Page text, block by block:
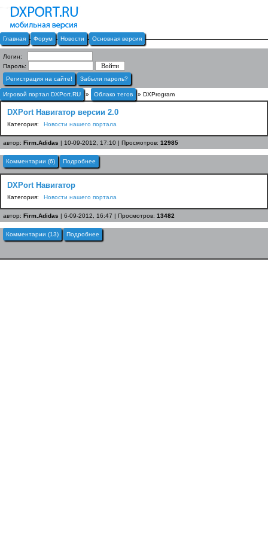
Главная Форум Новости Основная версия
Логин:
Пароль:
Регистрация на сайте!
Забыли пароль?
Игровой портал DXPort.RU » Облако тегов » DXProgram
DXPort Навигатор версии 2.0
Категория: Новости нашего портала
автор: Firm.Adidas | 10-09-2012, 17:10 | Просмотров: 12985
Комментарии (6) Подробнее
DXPort Навигатор
Категория: Новости нашего портала
автор: Firm.Adidas | 6-09-2012, 16:47 | Просмотров: 13482
Комментарии (13) Подробнее